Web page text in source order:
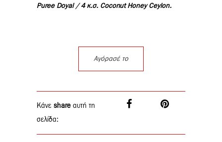
Puree Doyal/4 κ.σ. Coconut Ηoney Ceylon.
Αγόρασέ το
Κάνε share αυτή τη
σελίδα: